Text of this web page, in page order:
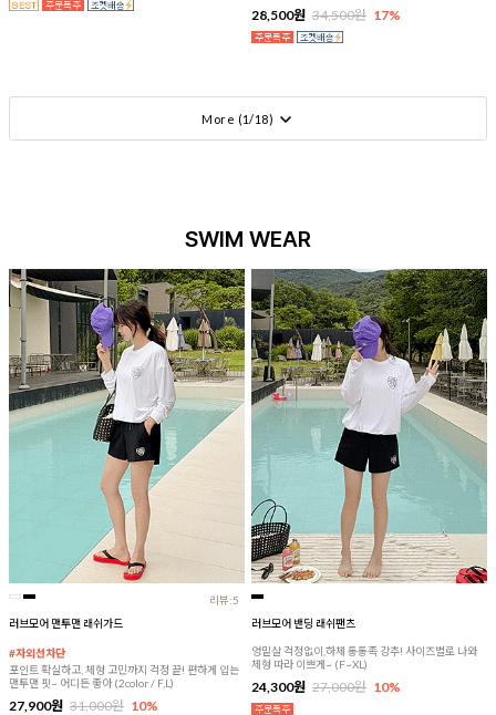
28,500원 34,500원 17%
More (1/18)
SWIM WEAR
리뷰:5
러브모어 맨투맨 래쉬가드
#자외선차단
포인트 확실하고, 체형 고민까지 걱정 끝! 편하게 입는
맨투맨 핏~ 어디든 좋아 (2color / F,L)
27,900원 31,000원 10%
러브모어 밴딩 래쉬팬츠
엉밑살 걱정없이,하체 통통족 강추! 사이즈별로 나와
체형 따라 이쁘게~ (F~XL)
24,300원 27,000원 10%